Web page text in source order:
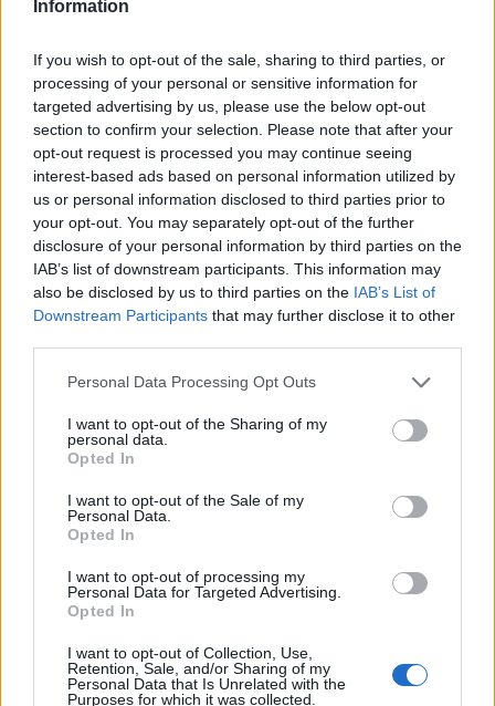
Information
If you wish to opt-out of the sale, sharing to third parties, or
processing of your personal or sensitive information for
targeted advertising by us, please use the below opt-out
section to confirm your selection. Please note that after your
opt-out request is processed you may continue seeing
interest-based ads based on personal information utilized by
us or personal information disclosed to third parties prior to
your opt-out. You may separately opt-out of the further
disclosure of your personal information by third parties on the
IAB’s list of downstream participants. This information may
also be disclosed by us to third parties on the IAB’s List of
Downstream Participants that may further disclose it to other
Please note that this website/app uses one or more Google
not limited to your visit or usage behaviour. You may click to
grant or deny consent to Google and its third-party tags to
use your data for below specified purposes in below Google
consent section.
Personal Data Processing Opt Outs
I want to opt-out of the Sharing of my
personal data.
Opted In
I want to opt-out of the Sale of my
Personal Data.
Opted In
I want to opt-out of processing my
Personal Data for Targeted Advertising.
Opted In
I want to opt-out of Collection, Use,
Retention, Sale, and/or Sharing of my
Personal Data that Is Unrelated with the
Purposes for which it was collected.
NOTIZIE RECENTI
Raid nelle campagne di Berchidda, rischio per
la rete elettrica
Monte Pino, via i cancelli del cantiere: la Gallura
ritrova la strada
Nuovi stalli residenti a Palau, il Comune
completa l’iter
Costa Smeralda
Porto Rotondo ospita la grande sfida della vela
Controlli all’aeroporto di Olbia, sequestrati
caviale e sabbia rubata
Migliori cliniche di estetica medicale avanzata
in Europa: classifica dei 5 centri di riferimento
pe…